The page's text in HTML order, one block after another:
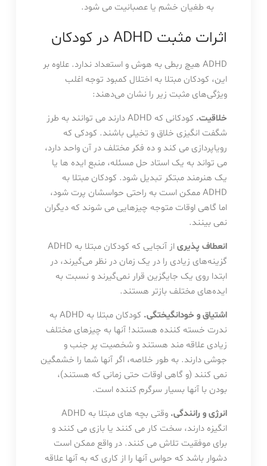
به طغیان خشم یا عصبانیت می شود.
اثرات مثبت ADHD در کودکان
ADHD هیچ ربطی به هوش و استعداد ندارد. علاوه بر
این، کودکان مبتلا به اختلال کمبود توجه اغلب
ویژگی‌های مثبت زیر را نشان می‌دهند:
خلاقیت.
کودکانی که ADHD دارند می توانند به طرز
شگفت انگیزی خلاق و تخیلی باشند. کودکی که
رویاپردازی می کند و ده فکر مختلف در آن واحد دارد،
می تواند به یک استاد حل مسئله، منبع ایده ها یا
یک هنرمند مبتکر تبدیل شود. کودکان مبتلا به
ADHD ممکن است به راحتی حواسشان پرت شود،
اما گاهی اوقات متوجه چیزهایی می شوند که دیگران
نمی بینند.
انعطاف پذیری
از آنجایی که کودکان مبتلا به ADHD
گزینه‌های زیادی را در یک زمان در نظر می‌گیرند، در
ابتدا روی یک جایگزین قرار نمی‌گیرند و نسبت به
ایده‌های مختلف بازتر هستند.
اشتیاق و خودانگیختگی.
کودکان مبتلا به ADHD به
ندرت خسته کننده هستند! آنها به چیزهای مختلف
زیادی علاقه مند هستند و شخصیت پر جنب و
جوشی دارند. به طور خلاصه، اگر آنها شما را خشمگین
نمی کنند (و گاهی اوقات حتی زمانی که هستند)،
بودن با آنها بسیار سرگرم کننده است.
انرژی و رانندگی.
وقتی بچه های مبتلا به ADHD
انگیزه دارند، سخت کار می کنند یا بازی می کنند و
برای موفقیت تلاش می کنند. در واقع ممکن است
دشوار باشد که حواس آنها را از کاری که به آنها علاقه